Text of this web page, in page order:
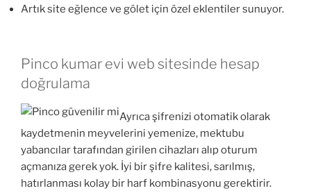
Artık site eğlence ve gölet için özel eklentiler sunuyor.
Pinco kumar evi web sitesinde hesap
doğrulama
Ayrıca şifrenizi otomatik olarak
kaydetmenin meyvelerini yemenize, mektubu
yabancılar tarafından girilen cihazları alıp oturum
açmanıza gerek yok. İyi bir şifre kalitesi, sarılmış,
hatırlanması kolay bir harf kombinasyonu gerektirir.